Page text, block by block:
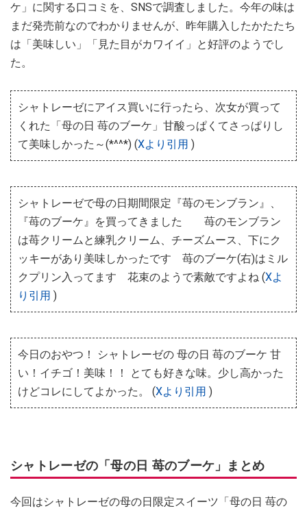
ケ」に関する口コミを、SNSで調査しました。今年の味は
まだ発売前なのでわかりませんが、昨年購入したかたたち
は「美味しい」「見た目がカワイイ」と好評のようでし
た。
シャトレーゼにアイス買いに行ったら、次女が買って
くれた「母の日 苺のブーケ」甘酸っぱくてさっぱりし
て美味しかった～(*^^*) (Xより引用 )
シャトレーゼで母の日期間限定『苺のモンブラン』、
『苺のブーケ』を買ってきました 苺のモンブラン
は苺クリームと練乳クリーム、チーズムース、下にク
ッキーがあり美味しかったです 苺のブーケ(右)はミル
クプリン入ってます 花束のようで素敵ですよね (Xよ
り引用 )
今日のおやつ！ シャトレーゼの 母の日 苺のブーケ 甘
い！イチゴ！美味！！ とても好きな味。少し高かった
けどコレにしてよかった。 (Xより引用 )
シャトレーゼの「母の日 苺のブーケ」まとめ
今回はシャトレーゼの母の日限定スイーツ「母の日 苺の